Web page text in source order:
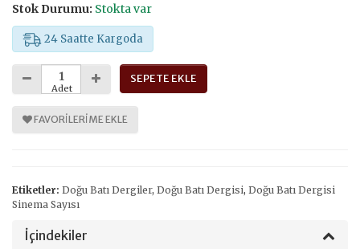
Stok Durumu: Stokta var
24 Saatte Kargoda
Adet
SEPETE EKLE
FAVORILERIME EKLE
Etiketler: Doğu Batı Dergiler, Doğu Batı Dergisi, Doğu Batı Dergisi
Sinema Sayısı
İçindekiler